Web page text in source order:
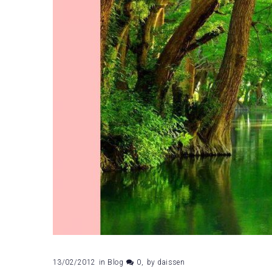
13/02/2012 in Blog 0 by daissen